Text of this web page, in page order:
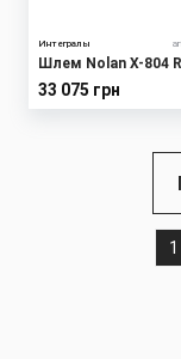
Интегралы
Шлем Nolan X-804
33 075 грн
1